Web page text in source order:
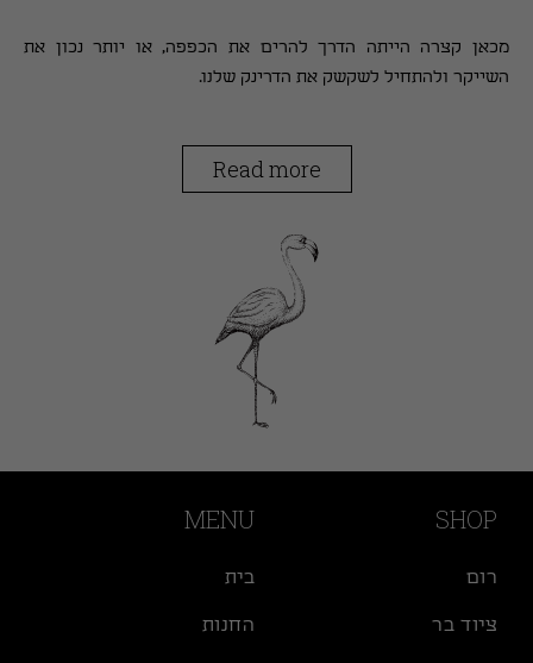
מכאן קצרה הייתה הדרך להרים את הכפפה, או יותר נכון את
השייקר ולהתחיל לשקשק את הדרינק שלנו.
Read more
SHOP
רום
ציוד בר
MENU
בית
החנות